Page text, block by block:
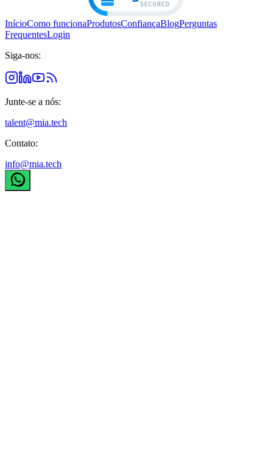
InícioComo funcionaProdutosConfiançaBlogPerguntas
FrequentesLogin
Siga-nos:
Junte-se a nós:
talent@mia.tech
Contato:
info@mia.tech